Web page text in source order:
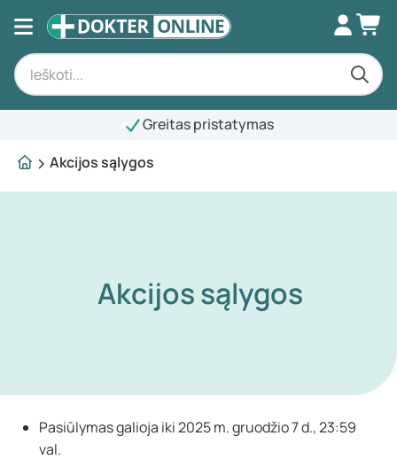
Greitas pristatymas
Akcijos sąlygos
Akcijos sąlygos
Pasiūlymas galioja iki 2025 m. gruodžio 7 d., 23:59
val.